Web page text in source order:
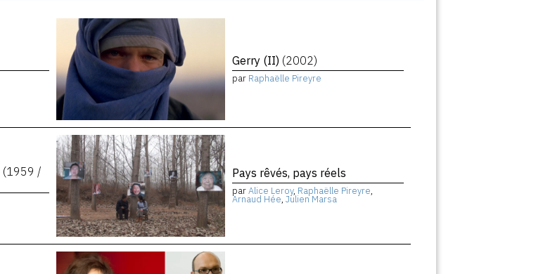
Gerry (II) (2002)
par Raphaëlle Pireyre
(1959 /
Pays rêvés, pays réels
parAlice Leroy, Raphaëlle Pireyre,
Arnaud Hée, Julien Marsa